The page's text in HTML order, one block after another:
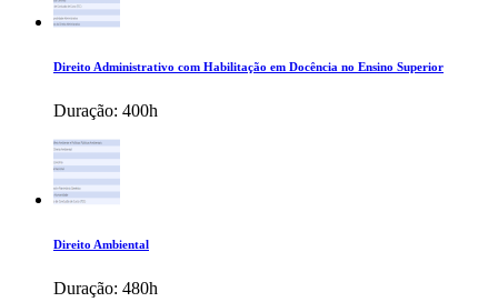
Direito Administrativo com Habilitação em Docência no Ensino Superior
Duração: 400h
Direito Ambiental
Duração: 480h